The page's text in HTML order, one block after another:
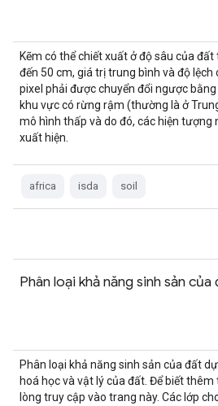
Kẽm có thể chiết xuất ở độ sâu của
đến 50 cm, giá trị trung bình và độ lệch
pixel phải được chuyển đổi ngược
khu vực có rừng rậm (thường là ở
mô hình thấp và do đó, các hiện tượng
xuất hiện.
africa isda soil
Phân loại khả năng sinh sản của
Phân loại khả năng sinh sản của đất
hoá học và vật lý của đất. Để biết thêm
lòng truy cập vào trang này. Các lớp